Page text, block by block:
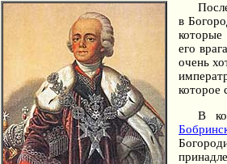
в
его
очень
которое
В